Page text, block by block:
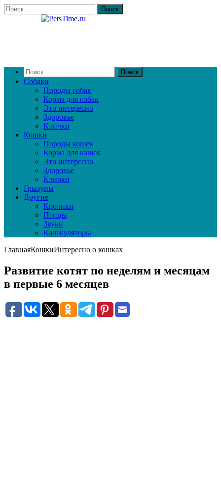
Собаки
Породы собак
Корма для собак
Это интересно
Здоровье
Клички
Кошки
Породы кошек
Корма для кошек
Это интересно
Здоровье
Клички
Грызуны
Другие
Кролики
Птицы
Звуки
Калькуляторы
ГлавнаяКошкиИнтересно о кошках
Развитие котят по неделям и месяцам
в первые 6 месяцев